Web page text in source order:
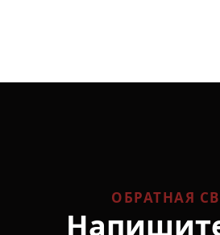
ОБРАТНАЯ